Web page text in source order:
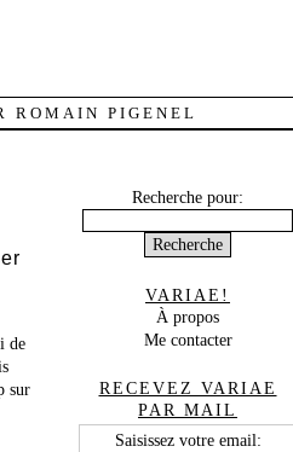
ROMAIN PIGENEL
de
sur
Recherche pour:
VARIAE!
À propos
Me contacter
RECEVEZ VARIAE
PAR MAIL
Saisissez votre email: